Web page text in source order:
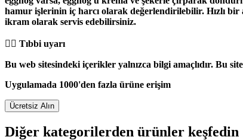
hamur işlerinin iç harcı olarak değerlendirilebilir. Hızlı
ikram olarak servis edebilirsiniz.
👨‍⚕️️ Tıbbi uyarı
Bu web sitesindeki içerikler yalnızca bilgi amaçlıdır. Bu
Uygulamada 1000'den fazla ürüne erişim
Ücretsiz Alın
Diğer kategorilerden ürünler keşfedin